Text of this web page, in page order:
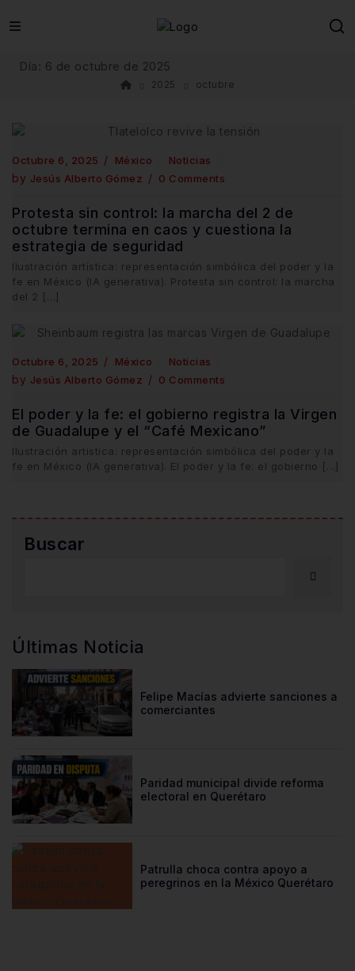
to
Día: 6 de octubre de 2025
2025 octubre
Octubre 6, 2025 México Noticias
by Jesús Alberto Gómez 0 Comments
Protesta sin control: la marcha del 2 de
octubre termina en caos y cuestiona la
estrategia de seguridad
Ilustración artística: representación simbólica del poder y la
fe en México (IA generativa). Protesta sin control: la marcha
del 2 […]
Octubre 6, 2025 México Noticias
by Jesús Alberto Gómez 0 Comments
El poder y la fe: el gobierno registra la Virgen
de Guadalupe y el “Café Mexicano”
Ilustración artística: representación simbólica del poder y la
fe en México (IA generativa). El poder y la fe: el gobierno […]
Buscar
Últimas Noticia
Felipe Macías advierte sanciones a
comerciantes
Paridad municipal divide reforma
electoral en Querétaro
Patrulla choca contra apoyo a
peregrinos en la México Querétaro